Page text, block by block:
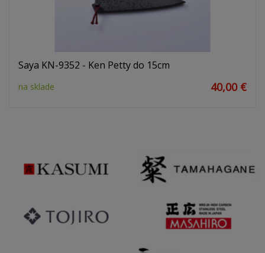
Saya KN-9352 - Ken Petty do 15cm
na sklade 40,00 €